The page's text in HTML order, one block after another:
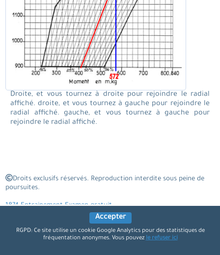
Droite, et vous tournez à droite pour rejoindre le radial
affiché. droite, et vous tournez à gauche pour rejoindre le
radial affiché. gauche, et vous tournez à gauche pour
rejoindre le radial affiché.
Droits exclusifs réservés. Reproduction interdite sous peine de
poursuites.
1874 Entrainement Examen gratuit
Accepter
RGPD: Ce site utilise un cookie Google Analytics pour des statistiques de
fréquentation anonymes. Vous pouvezle refuser ici